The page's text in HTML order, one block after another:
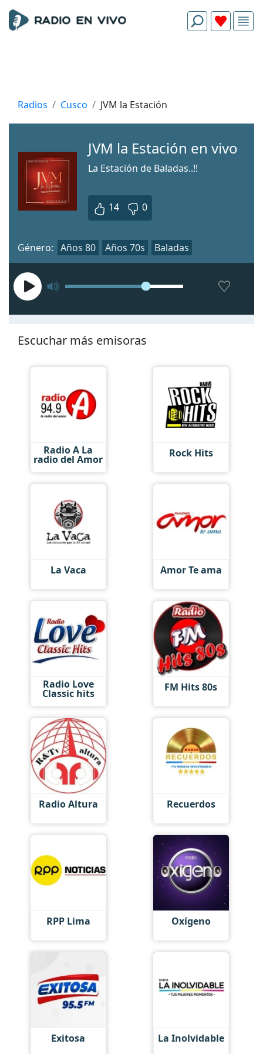
Radios Cusco JVM la Estación
JVM la Estación en vivo
La Estación de Baladas..!!
14 0
Género: Años 80 Años 70s Baladas
Escuchar más emisoras
Radio A La
radio del Amor Rock Hits
La Vaca Amor Te ama
Radio Love
Classic hits FM Hits 80s
Radio Altura Recuerdos
RPP Lima Oxígeno
Exitosa La Inolvidable